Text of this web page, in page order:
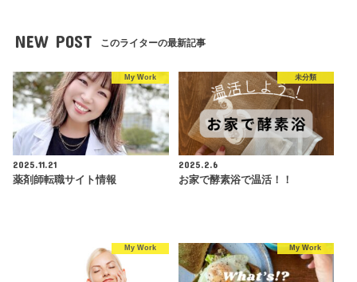
NEW POST このライターの最新記事
My Work
2025.11.21
薬剤師転職サイト情報
未分類
2025.2.6
お家で酵素浴で温活！！
My Work My Work